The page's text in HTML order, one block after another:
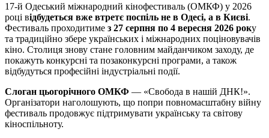
17-й Одеський міжнародний кінофестиваль (ОМКФ) у 2026
році відбудеться вже втретє поспіль не в Одесі, а в Києві.
Фестиваль проходитиме з 27 серпня по 4 вересня 2026 року
та традиційно збере українських і міжнародних поціновувачів
кіно. Столиця знову стане головним майданчиком заходу, де
покажуть конкурсні та позаконкурсні програми, а також
відбудуться професійні індустріальні події.
Слоган цьогорічного ОМКФ — «Свобода в нашій ДНК!».
Організатори наголошують, що попри повномасштабну війну
фестиваль продовжує підтримувати українську та світову
кіноспільноту.